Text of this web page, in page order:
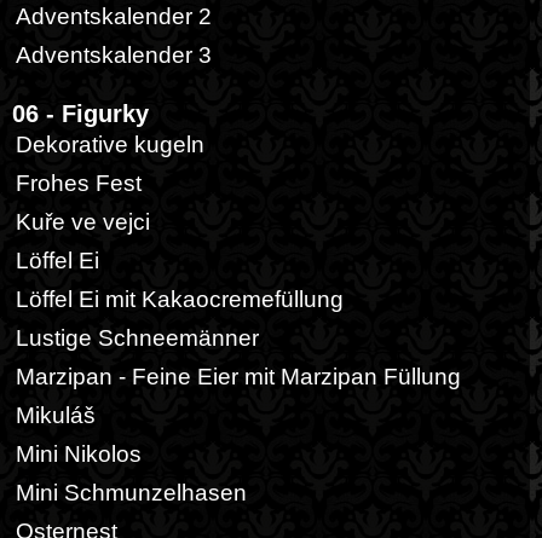
Adventskalender 2
Adventskalender 3
06 - Figurky
Dekorative kugeln
Frohes Fest
Kuře ve vejci
Löffel Ei
Löffel Ei mit Kakaocremefüllung
Lustige Schneemänner
Marzipan - Feine Eier mit Marzipan Füllung
Mikuláš
Mini Nikolos
Mini Schmunzelhasen
Osternest